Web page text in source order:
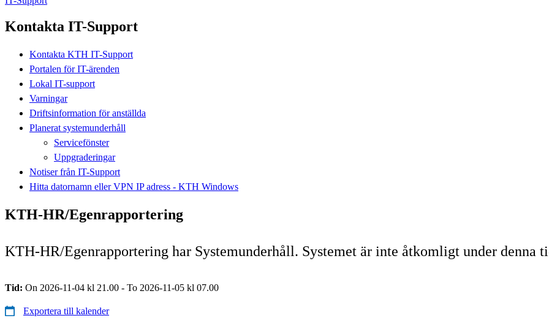
Kontakta IT-Support
Kontakta KTH IT-Support
Portalen för IT-ärenden
Lokal IT-support
Varningar
Driftsinformation för anställda
Planerat systemunderhåll
Servicefönster
Uppgraderingar
Notiser från IT-Support
Hitta datornamn eller VPN IP adress - KTH Windows
KTH-HR/Egenrapportering
KTH-HR/Egenrapportering har Systemunderhåll. Systemet är inte åtkomligt under denna
Tid: On 2026-11-04 kl 21.00 - To 2026-11-05 kl 07.00
Exportera till kalender